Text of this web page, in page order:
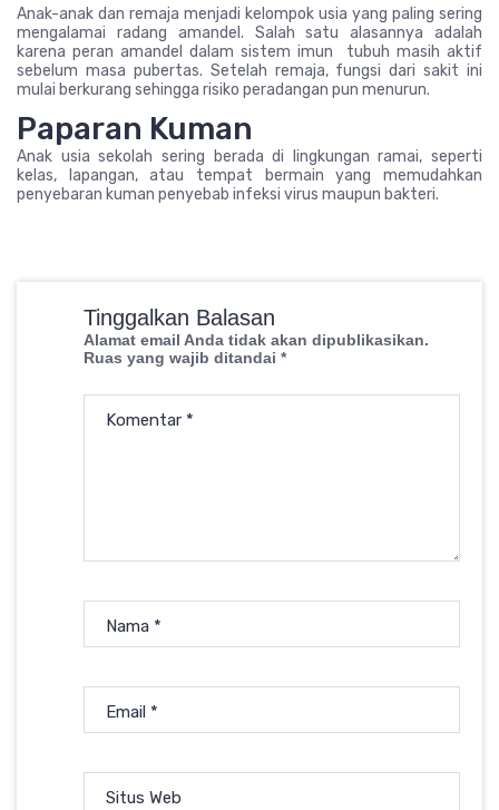
Anak-anak dan remaja menjadi kelompok usia yang paling sering
mengalamai radang amandel. Salah satu alasannya adalah
karena peran amandel dalam sistem imun tubuh masih aktif
sebelum masa pubertas. Setelah remaja, fungsi dari sakit ini
mulai berkurang sehingga risiko peradangan pun menurun.
Paparan Kuman
Anak usia sekolah sering berada di lingkungan ramai, seperti
kelas, lapangan, atau tempat bermain yang memudahkan
penyebaran kuman penyebab infeksi virus maupun bakteri.
Tinggalkan Balasan
Alamat email Anda tidak akan dipublikasikan.
Ruas yang wajib ditandai *
Komentar *
Nama *
Email *
Situs Web